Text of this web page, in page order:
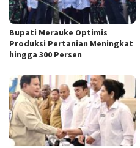
Bupati Merauke Optimis
Produksi Pertanian Meningkat
hingga 300 Persen